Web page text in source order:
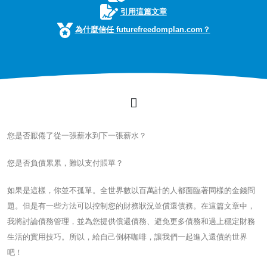
引用這篇文章
為什麼信任 futurefreedomplan.com？
您是否厭倦了從一張薪水到下一張薪水？
您是否負債累累，難以支付賬單？
如果是這樣，你並不孤單。全世界數以百萬計的人都面臨著同樣的金錢問
題。但是有一些方法可以控制您的財務狀況並償還債務。在這篇文章中，
我將討論債務管理，並為您提供償還債務、避免更多債務和過上穩定財務
生活的實用技巧。所以，給自己倒杯咖啡，讓我們一起進入還債的世界
吧！